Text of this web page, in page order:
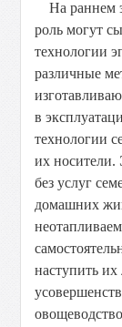
На раннем
роль могут
технологии
различные
в
технологии
их носители.
без услуг
домашних
наступить